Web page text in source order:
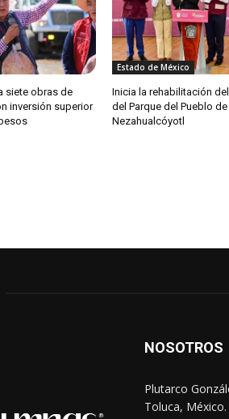
siete obras de
inversión superior
Estado de México
Inicia la rehabilitación
del Parque del Pueblo de
Nezahualcóyotl
NOSOTROS
Plutarco
Toluca,